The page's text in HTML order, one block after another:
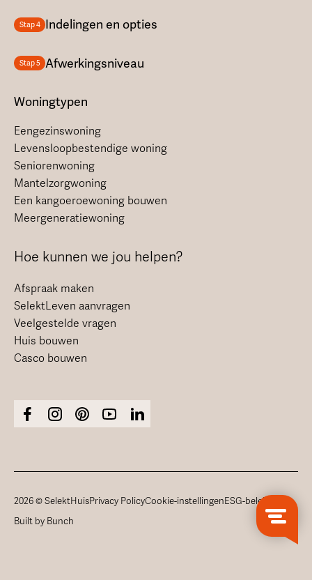
Stap 4 Indelingen en opties
Stap 5 Afwerkingsniveau
Woningtypen
Eengezinswoning
Levensloopbestendige woning
Seniorenwoning
Mantelzorgwoning
Een kangoeroewoning bouwen
Meergeneratiewoning
Hoe kunnen we jou helpen?
Afspraak maken
SelektLeven aanvragen
Veelgestelde vragen
Huis bouwen
Casco bouwen
2026 © SelektHuisPrivacy PolicyCookie-instellingenESG-beleid
Built by Bunch